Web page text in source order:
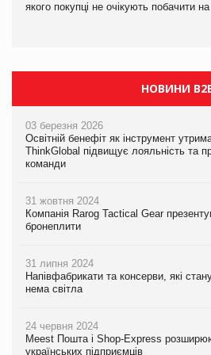
якого покупці не очікують побачити
Мережа супермаркетів VARUS купує
НОВИНИ
03 березня 2026
Освітній бенефіт як інструмент
ThinkGlobal підвищує лояльність та
команди
31 жовтня 2024
Компанія Rarog Tactical Gear
бронеплити
31 липня 2024
Напівфабрикати та консерви, які
нема світла
24 червня 2024
Meest Пошта і Shop-Express
українських підприємців